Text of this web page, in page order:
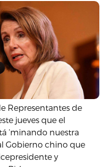
Representantes de
jueves que el
‘minando nuestra
Gobierno chino que
y